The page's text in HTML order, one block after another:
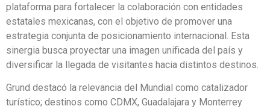
plataforma para fortalecer la colaboración con entidades
estatales mexicanas, con el objetivo de promover una
estrategia conjunta de posicionamiento internacional. Esta
sinergia busca proyectar una imagen unificada del país y
diversificar la llegada de visitantes hacia distintos destinos.
Grund destacó la relevancia del Mundial como catalizador
turístico; destinos como CDMX, Guadalajara y Monterrey